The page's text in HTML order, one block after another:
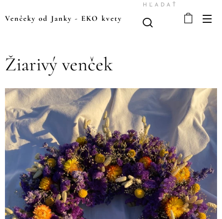
Venčeky od Janky - EKO kvety
HĽADAŤ
Žiarivý venček